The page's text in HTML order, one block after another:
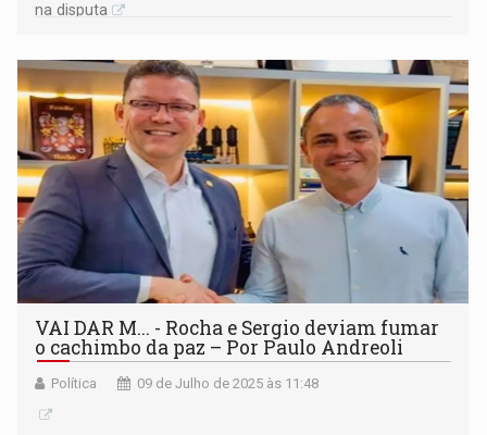
na disputa
VAI DAR M... - Rocha e Sergio deviam fumar
o cachimbo da paz – Por Paulo Andreoli
Política 09 de Julho de 2025 às 11:48